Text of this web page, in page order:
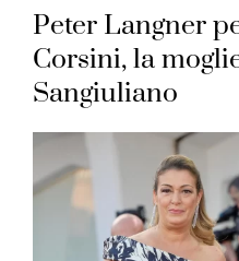
Peter Langner
Corsini, la
Sangiuliano